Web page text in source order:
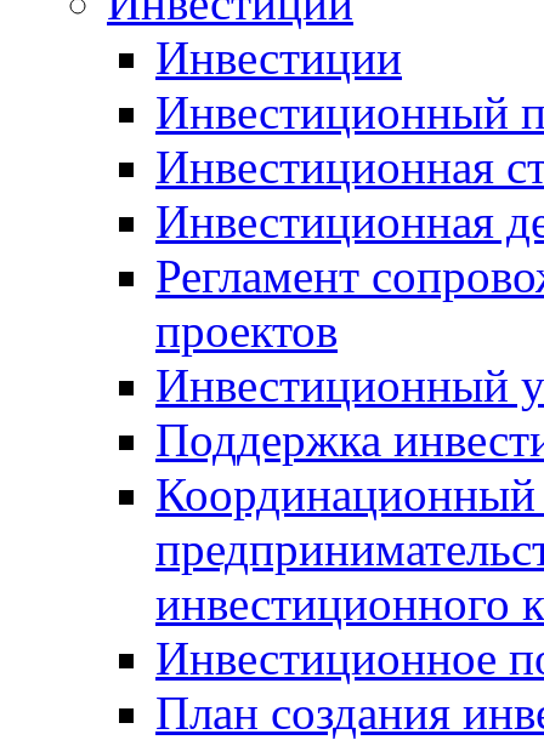
Инвестиции
Инвестиционный
Инвестиционная
Инвестиционная
Регламент
проектов
Инвестиционный
Поддержка
Координационный
инвестиционного
Инвестиционное
План создания